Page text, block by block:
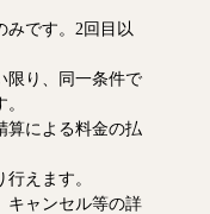
みです。2回目以
限り、同一条件で
算による料金の払
えます。
キャンセル等の詳